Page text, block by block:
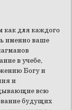
как для каждого
именно ваше
в учебе,
Богу и
и
всю
будущих